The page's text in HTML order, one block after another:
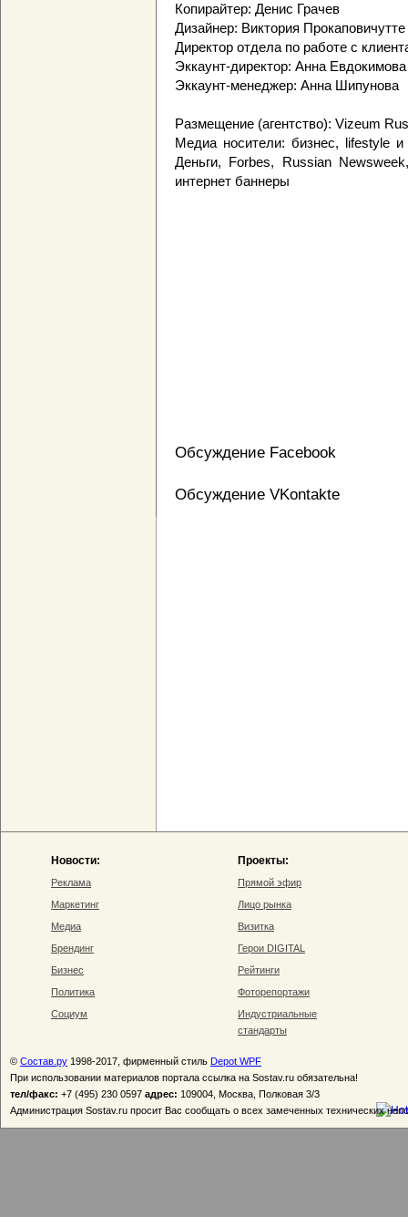
Копирайтер: Денис Грачев
Дизайнер: Виктория Прокаповичутте
Директор отдела по работе с
Эккаунт-директор: Анна Евдокимова
Эккаунт-менеджер: Анна Шипунова
Размещение (агентство): Vizeum
Медиа носители: бизнес, lifestyle
Деньги, Forbes, Russian
интернет баннеры
Обсуждение Facebook
Обсуждение VKontakte
Новости:
Реклама
Маркетинг
Медиа
Брендинг
Бизнес
Политика
Социум
Проекты:
Прямой эфир
Лицо рынка
Визитка
Герои DIGITAL
Рейтинги
Фоторепортажи
Индустриальные
стандарты
© Состав.ру 1998-2017, фирменный стиль Depot WPF
При использовании материалов портала ссылка на Sostav.ru обязательна!
тел/факс: +7 (495) 230 0597 адрес: 109004, Москва, Полковая 3/3
Администрация Sostav.ru просит Вас сообщать о всех замеченных технических